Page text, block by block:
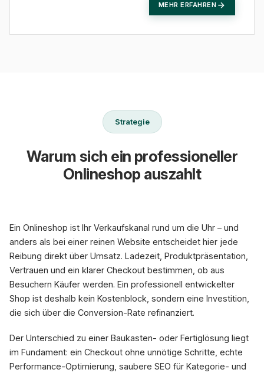
MEHR ERFAHREN
Strategie
Warum sich ein professioneller
Onlineshop auszahlt
Ein Onlineshop ist Ihr Verkaufskanal rund um die Uhr – und
anders als bei einer reinen Website entscheidet hier jede
Reibung direkt über Umsatz. Ladezeit, Produktpräsentation,
Vertrauen und ein klarer Checkout bestimmen, ob aus
Besuchern Käufer werden. Ein professionell entwickelter
Shop ist deshalb kein Kostenblock, sondern eine Investition,
die sich über die Conversion-Rate refinanziert.
Der Unterschied zu einer Baukasten- oder Fertiglösung liegt
im Fundament: ein Checkout ohne unnötige Schritte, echte
Performance-Optimierung, saubere SEO für Kategorie- und